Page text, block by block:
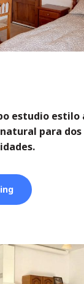
estudio estilo
para
“Estudio”